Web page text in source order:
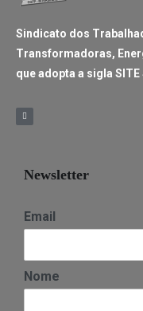
Sindicato dos
Transformadoras,
que adopta a sigla SITE
Newsletter
Email
Nome